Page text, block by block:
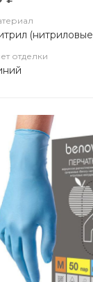
отделки